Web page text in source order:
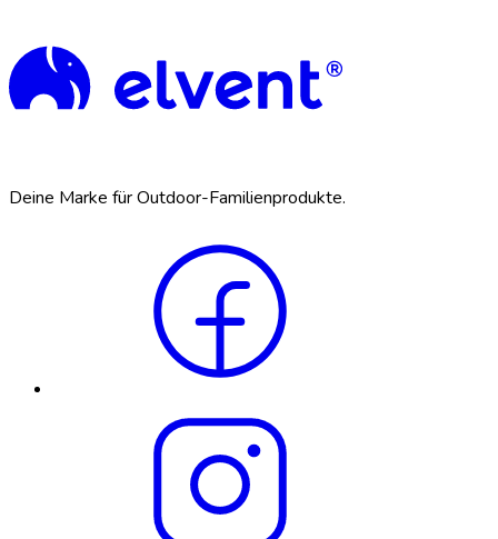
Deine Marke für Outdoor-Familienprodukte.